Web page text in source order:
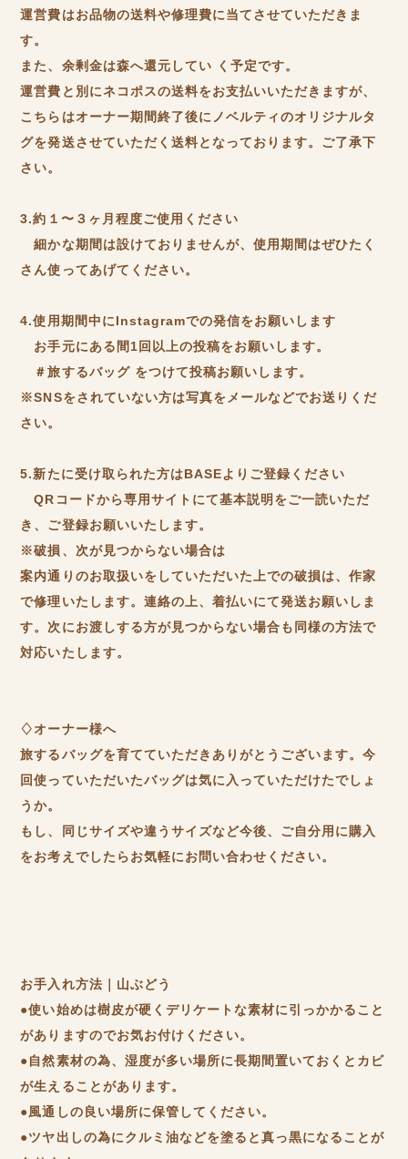
運営費はお品物の送料や修理費に当てさせていただきま
す。
また、余剰金は森へ還元してい く予定です。
運営費と別にネコポスの送料をお支払いいただきますが、
こちらはオーナー期間終了後にノベルティのオリジナルタ
グを発送させていただく送料となっております。ご了承下
さい。
3.約１〜３ヶ月程度ご使用ください
細かな期間は設けておりませんが、使用期間はぜひたく
さん使ってあげてください。
4.使用期間中にInstagramでの発信をお願いします
お手元にある間1回以上の投稿をお願いします。
＃旅するバッグ をつけて投稿お願いします。
※SNSをされていない方は写真をメールなどでお送りくだ
さい。
5.新たに受け取られた方はBASEよりご登録ください
QRコードから専用サイトにて基本説明をご一読いただ
き、ご登録お願いいたします。
※破損、次が見つからない場合は
案内通りのお取扱いをしていただいた上での破損は、作家
で修理いたします。連絡の上、着払いにて発送お願いしま
す。次にお渡しする方が見つからない場合も同様の方法で
対応いたします。
♢オーナー様へ
旅するバッグを育てていただきありがとうございます。今
回使っていただいたバッグは気に入っていただけたでしょ
うか。
もし、同じサイズや違うサイズなど今後、ご自分用に購入
をお考えでしたらお気軽にお問い合わせください。
お手入れ方法｜山ぶどう
●使い始めは樹皮が硬くデリケートな素材に引っかかること
がありますのでお気お付けください。
●自然素材の為、湿度が多い場所に長期間置いておくとカビ
が生えることがあります。
●風通しの良い場所に保管してください。
●ツヤ出しの為にクルミ油などを塗ると真っ黒になることが